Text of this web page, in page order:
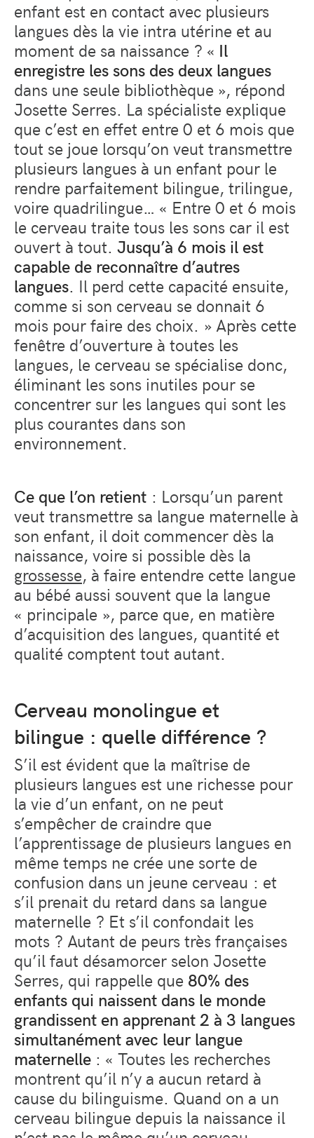
enfant est en contact avec plusieurs
langues dès la vie intra utérine et au
moment de sa naissance ? « Il
enregistre les sons des deux langues
dans une seule bibliothèque », répond
Josette Serres. La spécialiste explique
que c’est en effet entre 0 et 6 mois que
tout se joue lorsqu’on veut transmettre
plusieurs langues à un enfant pour le
rendre parfaitement bilingue, trilingue,
voire quadrilingue… « Entre 0 et 6 mois
le cerveau traite tous les sons car il est
ouvert à tout. Jusqu’à 6 mois il est
capable de reconnaître d’autres
langues. Il perd cette capacité ensuite,
comme si son cerveau se donnait 6
mois pour faire des choix. » Après cette
fenêtre d’ouverture à toutes les
langues, le cerveau se spécialise donc,
éliminant les sons inutiles pour se
concentrer sur les langues qui sont les
plus courantes dans son
environnement.
Ce que l’on retient : Lorsqu’un parent
veut transmettre sa langue maternelle à
son enfant, il doit commencer dès la
naissance, voire si possible dès la
grossesse, à faire entendre cette langue
au bébé aussi souvent que la langue
« principale », parce que, en matière
d’acquisition des langues, quantité et
qualité comptent tout autant.
Cerveau monolingue et
bilingue : quelle différence ?
S’il est évident que la maîtrise de
plusieurs langues est une richesse pour
la vie d’un enfant, on ne peut
s’empêcher de craindre que
l’apprentissage de plusieurs langues en
même temps ne crée une sorte de
confusion dans un jeune cerveau : et
s’il prenait du retard dans sa langue
maternelle ? Et s’il confondait les
mots ? Autant de peurs très françaises
qu’il faut désamorcer selon Josette
Serres, qui rappelle que 80% des
enfants qui naissent dans le monde
grandissent en apprenant 2 à 3 langues
simultanément avec leur langue
maternelle : « Toutes les recherches
montrent qu’il n’y a aucun retard à
cause du bilinguisme. Quand on a un
cerveau bilingue depuis la naissance il